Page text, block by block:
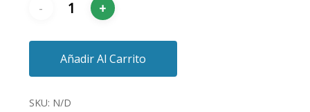
Añadir Al Carrito
SKU: N/D